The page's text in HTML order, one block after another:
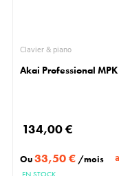
Clavier & piano
Akai Professional
134,00 €
Ou33,50 € /mois
EN STOCK